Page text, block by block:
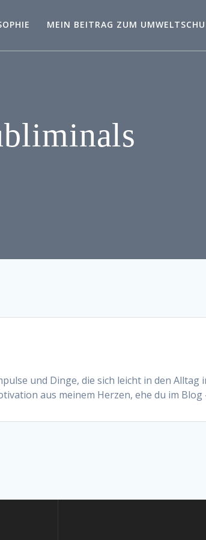
MEIN BEITRAG ZUM
und Dinge, die sich leicht in den
aus meinem Herzen, ehe du im